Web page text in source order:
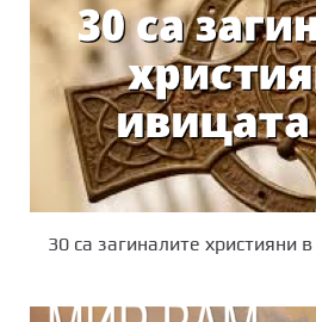
30 са загиналите християни